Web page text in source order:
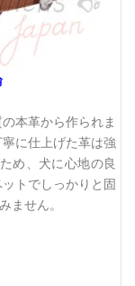
本革から作られま
に仕上げた革は強
め、犬に心地の良
トでしっかりと固
ません。